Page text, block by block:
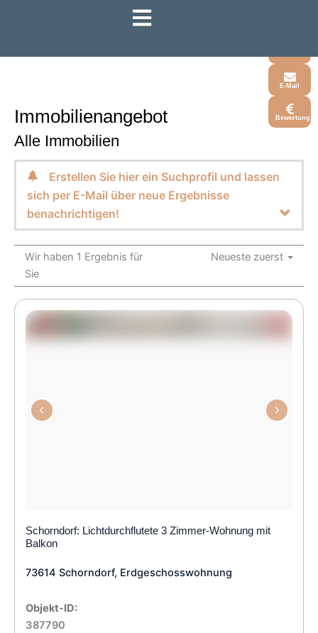
E-Mail
Bewertung
Immobilien­angebot
Alle Immobilien
Erstellen Sie hier ein Suchprofil und lassen
sich per E-Mail über neue Ergebnisse
benachrichtigen!
Wir haben 1 Ergebnis für
Sie
Neueste zuerst
Schorndorf: Lichtdurchflutete 3 Zimmer-Wohnung mit
Balkon
73614 Schorndorf, Erdgeschosswohnung
Objekt-ID:
387790